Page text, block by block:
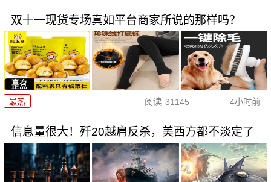
双十一现货专场真如平台商家所说的那样吗？
最热 阅读 31145 4小时前
信息量很大！歼20越肩反杀，美西方都不淡定了